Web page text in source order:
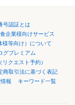
号認証とは
企業様向けサービス
様等向け）について
グプレミアム
クエスト予約）
商取引法に基づく表記
報
キーワード一覧